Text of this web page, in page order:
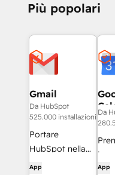
Più popolari
Gmail
Da HubSpot
525.000 installazioni
Portare
HubSpot nella
casella di posta
App
Da
in
App